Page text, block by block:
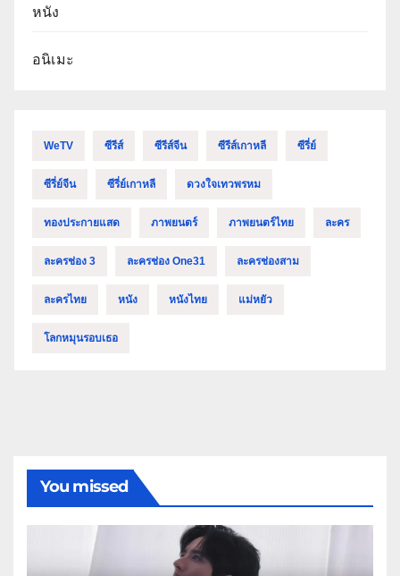
หนัง
อนิเมะ
WeTV ซีรีส์ ซีรีส์จีน ซีรีส์เกาหลี ซีรี่ย์
ซีรี่ย์จีน ซีรี่ย์เกาหลี ดวงใจเทวพรหม
ทองประกายแสด ภาพยนตร์ ภาพยนตร์ไทย ละคร
ละครช่อง 3 ละครช่อง One31 ละครช่องสาม
ละครไทย หนัง หนังไทย แม่หยัว
โลกหมุนรอบเธอ
You missed